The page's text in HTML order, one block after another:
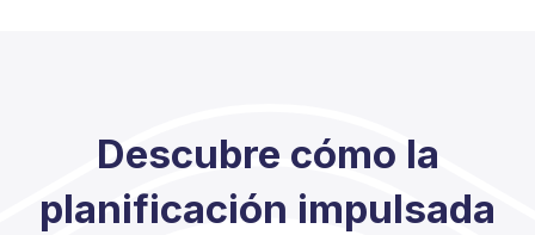
Descubre cómo la
planificación impulsada